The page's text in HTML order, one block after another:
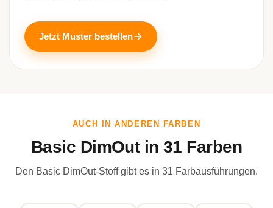
Jetzt Muster bestellen
AUCH IN ANDEREN FARBEN
Basic DimOut in 31 Farben
Den Basic DimOut-Stoff gibt es in 31 Farbausführungen.